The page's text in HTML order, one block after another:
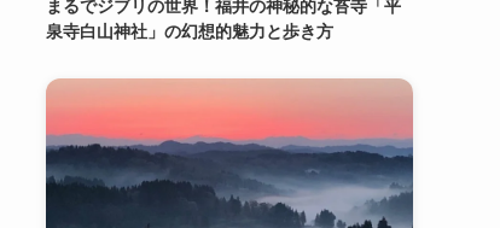
まるでジブリの世界！福井の神秘的な苔寺「平
泉寺白山神社」の幻想的魅力と歩き方